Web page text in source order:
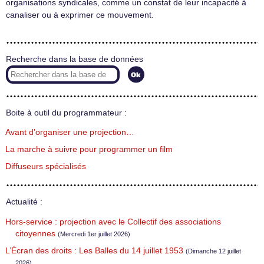
organisations syndicales, comme un constat de leur incapacité à
canaliser ou à exprimer ce mouvement.
Recherche dans la base de données
Boite à outil du programmateur :
Avant d’organiser une projection…
La marche à suivre pour programmer un film
Diffuseurs spécialisés
Actualité :
Hors-service : projection avec le Collectif des associations
citoyennes (Mercredi 1er juillet 2026)
L’Écran des droits : Les Balles du 14 juillet 1953 (Dimanche 12 juillet